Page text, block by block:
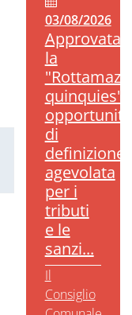
03/08/2026
Approvata
la
quinquies":
opportunità
di
definizione
agevolata
per i
tributi
e le
sanzi...
Il
Consiglio